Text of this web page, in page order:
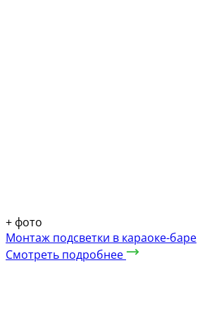
+фото
Монтаж подсветки в караоке-баре
Смотреть подробнее